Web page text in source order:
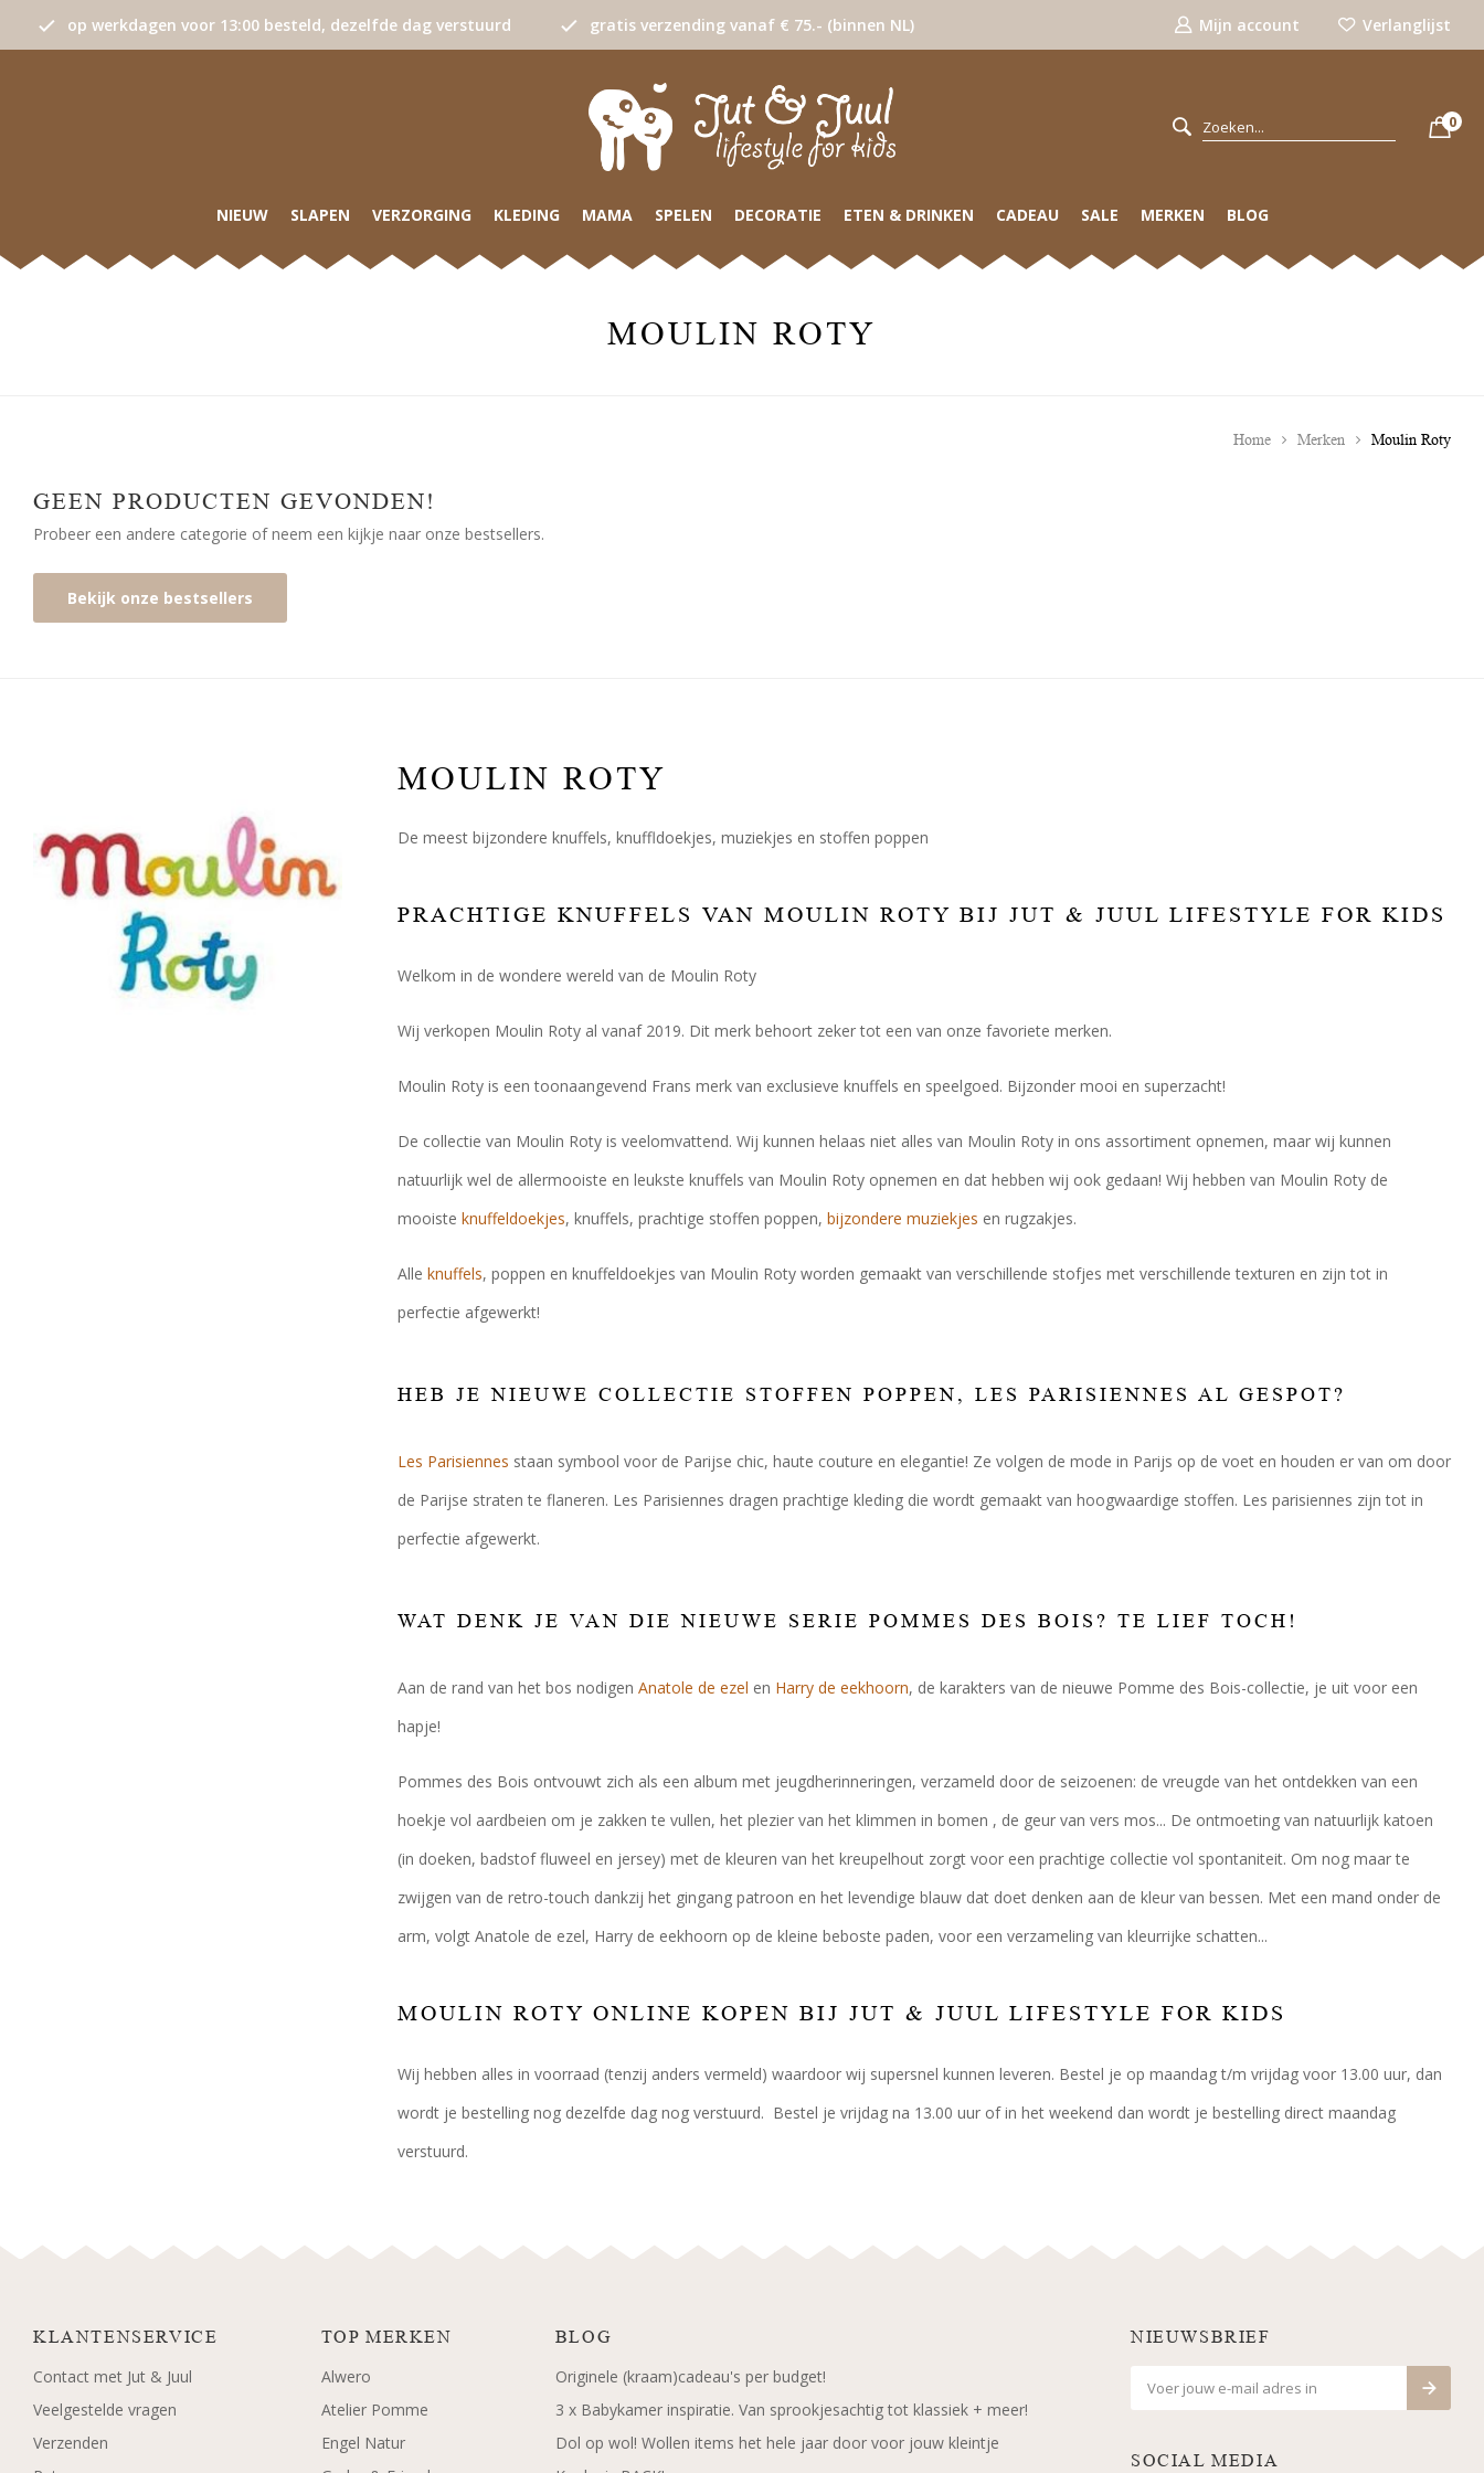
op werkdagen voor 13:00 besteld, dezelfde dag verstuurd gratis verzending vanaf € 75.- (binnen NL) Mijn account Verlanglijst
0
NIEUW SLAPEN VERZORGING KLEDING MAMA SPELEN DECORATIE ETEN & DRINKEN CADEAU SALE MERKEN BLOG
MOULIN ROTY
Home Merken Moulin Roty
GEEN PRODUCTEN GEVONDEN!
Probeer een andere categorie of neem een kijkje naar onze bestsellers.
Bekijk onze bestsellers
MOULIN ROTY
De meest bijzondere knuffels, knuffldoekjes, muziekjes en stoffen poppen
PRACHTIGE KNUFFELS VAN MOULIN ROTY BIJ JUT & JUUL LIFESTYLE FOR KIDS
Welkom in de wondere wereld van de Moulin Roty
Wij verkopen Moulin Roty al vanaf 2019. Dit merk behoort zeker tot een van onze favoriete merken.
Moulin Roty is een toonaangevend Frans merk van exclusieve knuffels en speelgoed. Bijzonder mooi en superzacht!
De collectie van Moulin Roty is veelomvattend. Wij kunnen helaas niet alles van Moulin Roty in ons assortiment opnemen, maar wij kunnen
natuurlijk wel de allermooiste en leukste knuffels van Moulin Roty opnemen en dat hebben wij ook gedaan! Wij hebben van Moulin Roty de
mooiste knuffeldoekjes, knuffels, prachtige stoffen poppen, bijzondere muziekjes en rugzakjes.
Alle knuffels, poppen en knuffeldoekjes van Moulin Roty worden gemaakt van verschillende stofjes met verschillende texturen en zijn tot in
perfectie afgewerkt!
HEB JE NIEUWE COLLECTIE STOFFEN POPPEN, LES PARISIENNES AL GESPOT?
Les Parisiennes staan symbool voor de Parijse chic, haute couture en elegantie! Ze volgen de mode in Parijs op de voet en houden er van om door
de Parijse straten te flaneren. Les Parisiennes dragen prachtige kleding die wordt gemaakt van hoogwaardige stoffen. Les parisiennes zijn tot in
perfectie afgewerkt.
WAT DENK JE VAN DIE NIEUWE SERIE POMMES DES BOIS? TE LIEF TOCH!
Aan de rand van het bos nodigen Anatole de ezel en Harry de eekhoorn, de karakters van de nieuwe Pomme des Bois-collectie, je uit voor een
hapje!
Pommes des Bois ontvouwt zich als een album met jeugdherinneringen, verzameld door de seizoenen: de vreugde van het ontdekken van een
hoekje vol aardbeien om je zakken te vullen, het plezier van het klimmen in bomen , de geur van vers mos... De ontmoeting van natuurlijk katoen
(in doeken, badstof fluweel en jersey) met de kleuren van het kreupelhout zorgt voor een prachtige collectie vol spontaniteit. Om nog maar te
zwijgen van de retro-touch dankzij het gingang patroon en het levendige blauw dat doet denken aan de kleur van bessen. Met een mand onder de
arm, volgt Anatole de ezel, Harry de eekhoorn op de kleine beboste paden, voor een verzameling van kleurrijke schatten...
MOULIN ROTY ONLINE KOPEN BIJ JUT & JUUL LIFESTYLE FOR KIDS
Wij hebben alles in voorraad (tenzij anders vermeld) waardoor wij supersnel kunnen leveren. Bestel je op maandag t/m vrijdag voor 13.00 uur, dan
wordt je bestelling nog dezelfde dag nog verstuurd. Bestel je vrijdag na 13.00 uur of in het weekend dan wordt je bestelling direct maandag
verstuurd.
KLANTENSERVICE
Contact met Jut & Juul
Veelgestelde vragen
Verzenden
TOP MERKEN
Alwero
Atelier Pomme
Engel Natur
BLOG
Originele (kraam)cadeau's per budget!
3 x Babykamer inspiratie. Van sprookjesachtig tot klassiek + meer!
Dol op wol! Wollen items het hele jaar door voor jouw kleintje
NIEUWSBRIEF
SOCIAL MEDIA